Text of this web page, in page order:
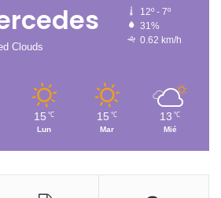
Clouds
12º - 7º
31%
0.62 km/h
15 ℃
Lun
15 ℃
Mar
13 ℃
Mié